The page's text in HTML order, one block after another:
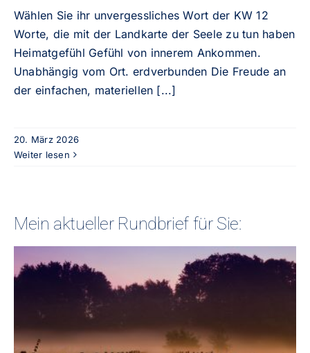
Wählen Sie ihr unvergessliches Wort der KW 12
Worte, die mit der Landkarte der Seele zu tun haben
Heimatgefühl Gefühl von innerem Ankommen.
Unabhängig vom Ort. erdverbunden Die Freude an
der einfachen, materiellen [...]
20. März 2026
Weiter lesen
Mein aktueller Rundbrief für Sie:
WORTE WIRKEN: Die Landkarte